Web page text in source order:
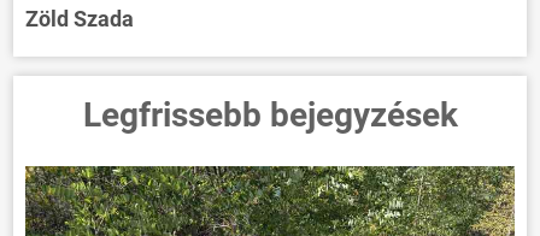
Zöld Szada
Legfrissebb bejegyzések